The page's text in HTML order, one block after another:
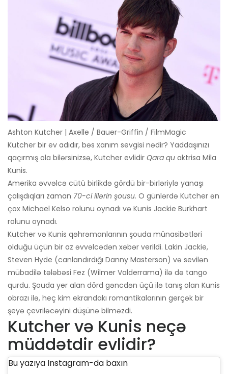
Ashton Kutcher | Axelle / Bauer-Griffin / FilmMagic
Kutcher bir ev adıdır, bəs xanım sevgisi nədir? Yaddaşınızı
qaçırmış ola bilərsinizsə, Kutcher evlidir Qara qu aktrisa Mila
Kunis.
Amerika əvvəlcə cütü birlikdə gördü bir-birləriylə yanaşı
çalışdıqları zaman 70-ci illərin şousu. O günlərdə Kutcher ən
çox Michael Kelso rolunu oynadı və Kunis Jackie Burkhart
rolunu oynadı.
Kutcher və Kunis qəhrəmanlarının şouda münasibətləri
olduğu üçün bir az əvvəlcədən xəbər verildi. Lakin Jackie,
Steven Hyde (canlandırdığı Danny Masterson) və sevilən
mübadilə tələbəsi Fez (Wilmer Valderrama) ilə də tango
qurdu. Şouda yer alan dörd gəncdən üçü ilə tanış olan Kunis
obrazı ilə, heç kim ekrandakı romantikalarının gerçək bir
şeyə çevriləcəyini düşünə bilməzdi.
Kutcher və Kunis neçə
müddətdir evlidir?
Bu yazıya Instagram-da baxın